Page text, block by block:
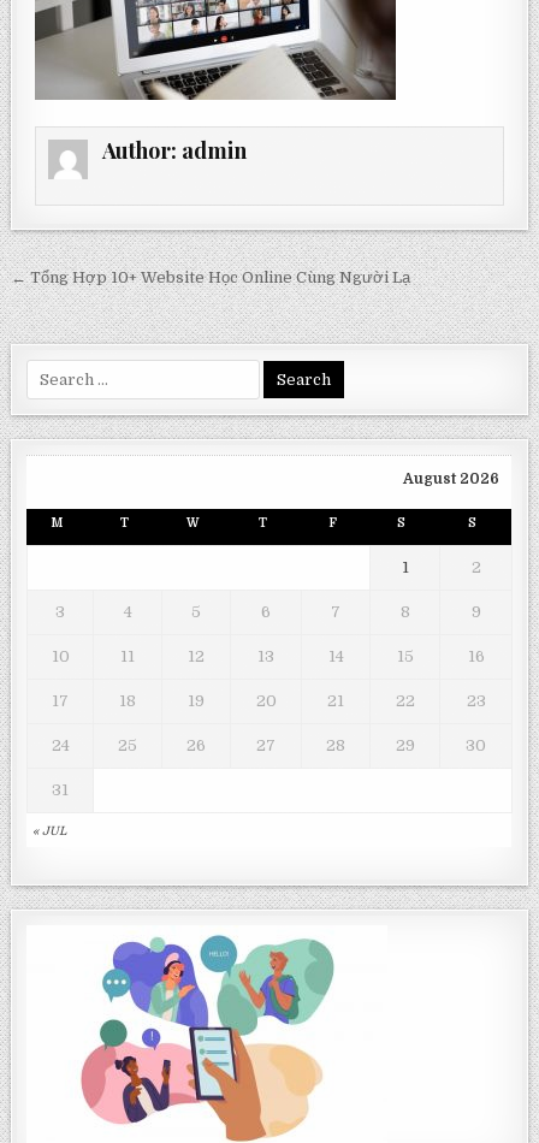
Author: admin
Post
navigation
← Tổng Hợp 10+ Website Học Online Cùng Người Lạ
August 2026
M T W T F S S
« JUL
1 2
3 4 5 6 7 8 9
10 11 12 13 14 15 16
17 18 19 20 21 22 23
24 25 26 27 28 29 30
31